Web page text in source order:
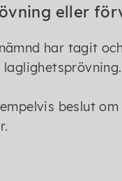
eller
har tagit
beslut